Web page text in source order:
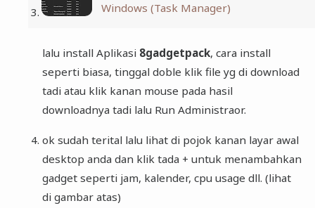
Windows (Task Manager)
lalu install Aplikasi 8gadgetpack, cara install
seperti biasa, tinggal doble klik file yg di download
tadi atau klik kanan mouse pada hasil
downloadnya tadi lalu Run Administraor.
ok sudah terital lalu lihat di pojok kanan layar awal
desktop anda dan klik tada + untuk menambahkan
gadget seperti jam, kalender, cpu usage dll. (lihat
di gambar atas)